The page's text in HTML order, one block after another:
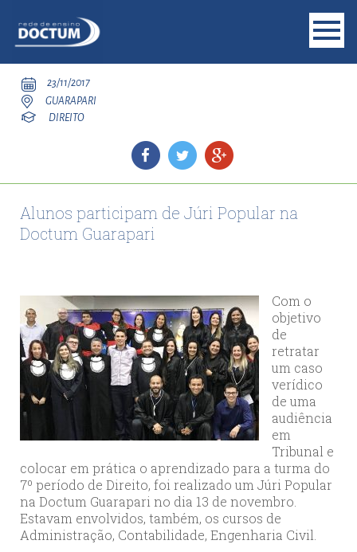
23/11/2017
GUARAPARI
DIREITO
Alunos participam de Júri Popular na
Doctum Guarapari
Com o
objetivo
de
retratar
um caso
verídico
de uma
audiência
em
Tribunal e
colocar em prática o aprendizado para a turma do
7º período de Direito, foi realizado um Júri Popular
na Doctum Guarapari no dia 13 de novembro.
Estavam envolvidos, também, os cursos de
Administração, Contabilidade, Engenharia Civil.